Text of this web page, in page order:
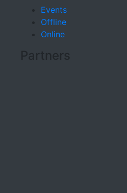
Events
Offline
Online
Partners